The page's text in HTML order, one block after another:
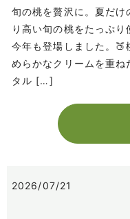
旬の桃を贅沢に。夏だ
り高い旬の桃をたっぷ
今年も登場しました。🍑
めらかなクリームを重
タル […]
2026/07/21